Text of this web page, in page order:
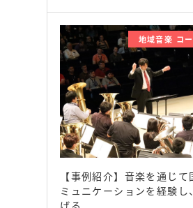
地域音楽 コ
【事例紹介】音楽を通じて
ミュニケーションを経験し